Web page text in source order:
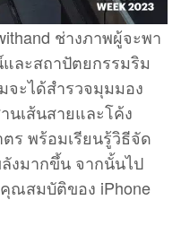
ช่างภาพผู้จะพา
ละสถาปัตยกรรมริม
จะได้สำรวจมุมมอง
นเส้นสายและโค้ง
ร พร้อมเรียนรู้วิธีจัด
งมากขึ้น จากนั้นไป
ณสมบัติของ iPhone